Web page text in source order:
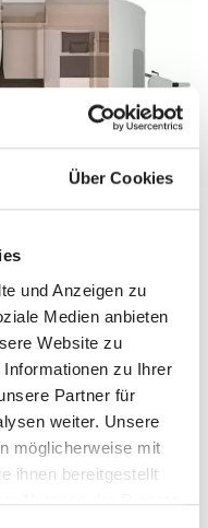
Über Cookies
und Anzeigen zu
Medien anbieten
Website zu
zu Ihrer
Partner für
weiter. Unsere
möglicherweise mit
ihnen bereitgestellt
Nutzung der Dienste